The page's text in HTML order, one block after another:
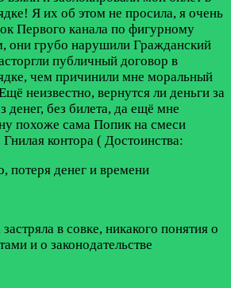
Я их об этом не просила, я очень
Первого канала по фигурному
они грубо нарушили Гражданский
публичный договор в
чем причинили мне моральный
неизвестно, вернутся ли деньги за
денег, без билета, да ещё мне
похоже сама Попик на смеси
контора ( Достоинства:
потеря денег и времени
в совке, никакого понятия о
и о законодательстве